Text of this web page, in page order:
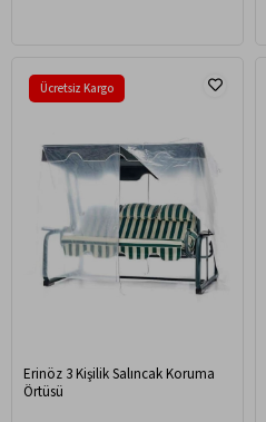
Erinöz 3 Kişilik Salıncak Koruma
Örtüsü
Ücretsiz Kargo